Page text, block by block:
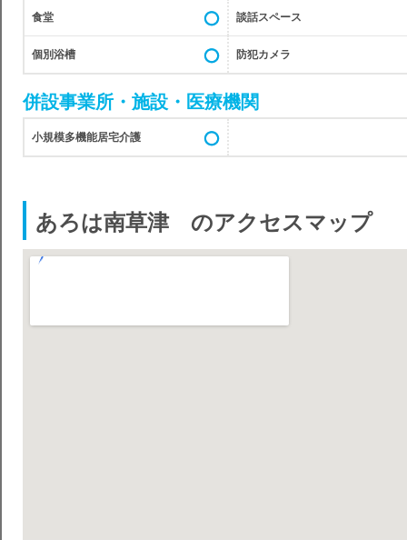
食堂 談話スペース
個別浴槽 防犯カメラ
併設事業所・施設・医療機関
小規模多機能居宅介護
あろは南草津 のアクセスマップ